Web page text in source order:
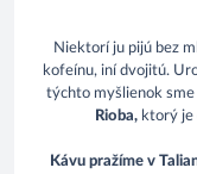
Niektorí ju pijú bez
kofeínu, iní dvojitú.
týchto myšlienok
Rioba, ktorý je
Kávu pražíme v